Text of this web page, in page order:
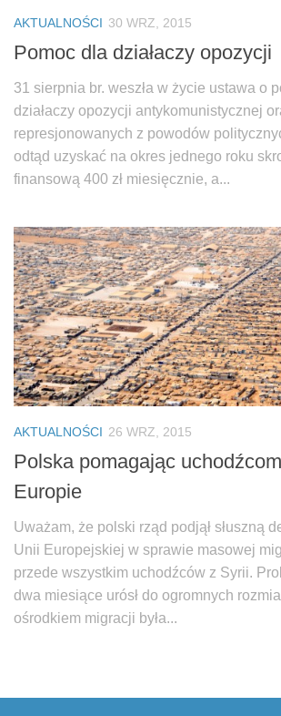
Fundacja Jacka Kaczmarskiego
Fundacja Batorego
AKTUALNOŚCI 30 WRZ, 2015
Pomoc dla działaczy opozycji
31 sierpnia br. weszła w życie ustawa o
działaczy opozycji antykomunistycznej
represjonowanych z powodów
odtąd uzyskać na okres jednego roku
finansową 400 zł miesięcznie, a...
AKTUALNOŚCI 26 WRZ, 2015
Polska pomagając
Europie
Uważam, że polski rząd podjął słuszną
Unii Europejskiej w sprawie masowej
przede wszystkim uchodźców z Syrii.
dwa miesiące urósł do ogromnych
ośrodkiem migracji była...